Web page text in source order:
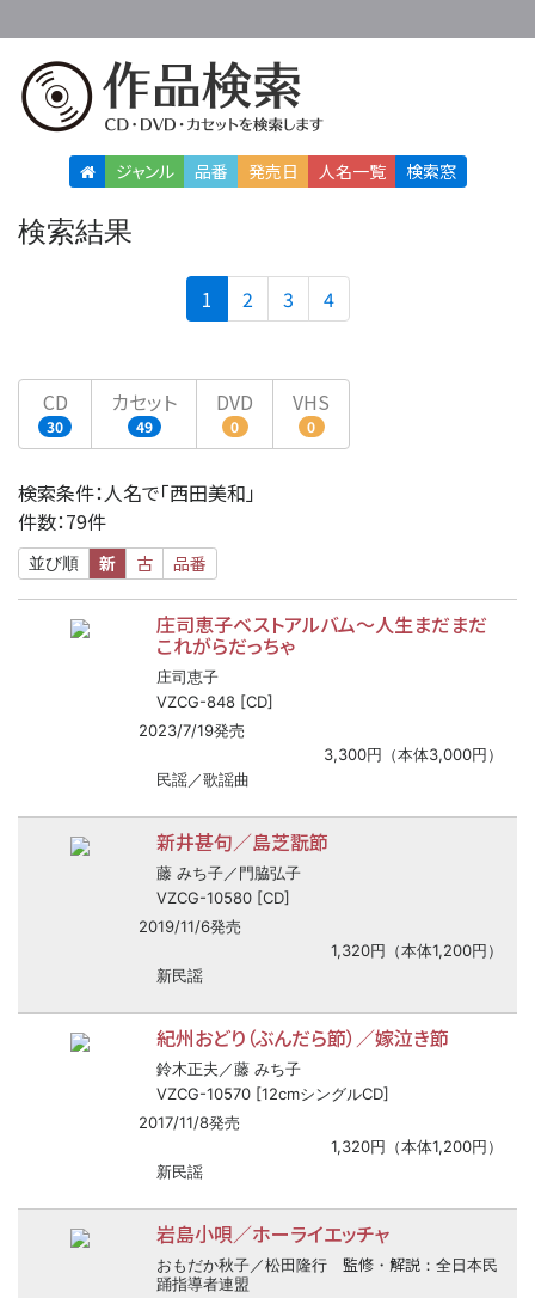
ジャンル 品番 発売日 人名一覧 検索窓
検索結果
1 (current)
2 3 4
CD
30
カセット
49
DVD
0
VHS
0
検索条件：人名で「西田美和」
件数：79件
並び順 新 古 品番
庄司恵子ベストアルバム～人生まだまだ
これがらだっちゃ
庄司恵子
VZCG-848 [CD]
2023/7/19発売
3,300円（本体3,000円）
民謡／歌謡曲
新井甚句／島芝翫節
藤 みち子／門脇弘子
VZCG-10580 [CD]
2019/11/6発売
1,320円（本体1,200円）
新民謡
紀州おどり（ぶんだら節）／嫁泣き節
鈴木正夫／藤 みち子
VZCG-10570 [12cmシングルCD]
2017/11/8発売
1,320円（本体1,200円）
新民謡
岩島小唄／ホーライエッチャ
おもだか秋子／松田隆行 監修 ・ 解説 ：全日本民
踊指導者連盟